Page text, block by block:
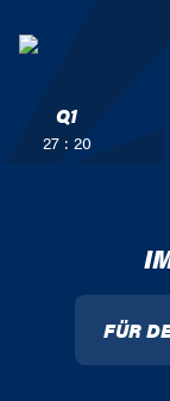
Q1
27 : 20
FÜR